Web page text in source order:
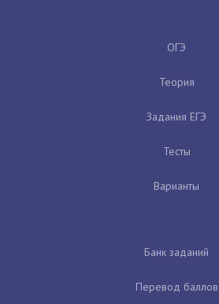
ОГЭ
Теория
Задания ЕГЭ
Тесты
Варианты
Банк заданий
Перевод баллов